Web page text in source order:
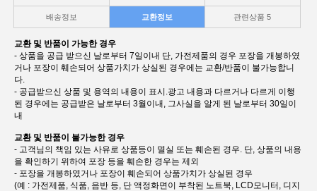
배송정보 교환정보 관련상품5
교환 및 반품이 가능한 경우
- 상품을 공급 받으신 날로부터 7일이내 단, 가전제품의 경우 포장을 개봉하였
거나 포장이 훼손되어 상품가치가 상실된 경우에는 교환/반품이 불가능합니
다.
- 공급받으신 상품 및 용역의 내용이 표시.광고 내용과 다르거나 다르게 이행
된 경우에는 공급받은 날로부터 3월이내, 그사실을 알게 된 날로부터 30일이
내
교환 및 반품이 불가능한 경우
- 고객님의 책임 있는 사유로 상품등이 멸실 또는 훼손된 경우. 단, 상품의 내용
을 확인하기 위하여 포장 등을 훼손한 경우는 제외
- 포장을 개봉하였거나 포장이 훼손되어 상품가치가 상실된 경우
(예 : 가전제품, 식품, 음반 등, 단 액정화면이 부착된 노트북, LCD모니터, 디지